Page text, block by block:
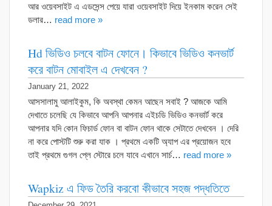
আর ওয়েবসাইট এ এডসেন্স পেয়ে যারা ওয়েবসাইট দিয়ে ইনকাম করেন সেই
ডলার… read more »
Hd ভিডিও চলবে বাটন ফোনে। কিভাবে ভিডিও কনভার্ট
করে বাটন মোবাইল এ দেখবেন ?
January 21, 2022
আসসালামু আলাইকুম, কি অবস্থা কেমন আছেন সবাই ? আজকে আমি
দেখাতে চলেছি যে কিভাবে আপনি আপনার এইচডি ভিডিও কনভার্ট করে
আপনার যদি কোন ফিচার্ড ফোন বা বাটন ফোন থাকে সেটাতে দেখবেন । দেরি
না করে পোস্টটি শুরু করা যাক ‌। প্রথমে একটি অ্যাপ এর প্রয়োজন হবে
তাই প্রথমে গুগল প্লে স্টোরে চলে যাবে এখানে সার্চ… read more »
Wapkiz এ ফিড তৈরি করবো কীভাবে সহজ পদ্ধতিতে